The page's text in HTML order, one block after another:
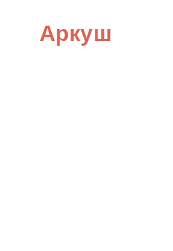
Аркуш